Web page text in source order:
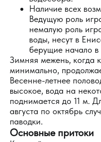
Наличие всех
Ведущую роль
немалую роль
воды, несут в
берущие начало в
Зимняя межень, когда
минимально,
Весенне-летнее
высокое, вода на
поднимается до 11 м.
августа по октябрь
паводки.
Основные притоки